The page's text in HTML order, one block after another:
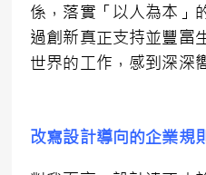
係，落實「以人為本」
過創新真正支持並豐富
世界的工作，感到深深
改寫設計導向的企業規